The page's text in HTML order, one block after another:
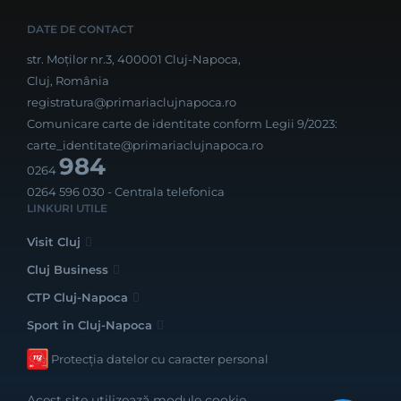
DATE DE CONTACT
str. Moților nr.3, 400001 Cluj-Napoca,
Cluj, România
registratura@primariaclujnapoca.ro
Comunicare carte de identitate conform Legii 9/2023:
carte_identitate@primariaclujnapoca.ro
0264984
0264 596 030 - Centrala telefonica
LINKURI UTILE
Visit Cluj
Cluj Business
CTP Cluj-Napoca
Sport în Cluj-Napoca
Protecția datelor cu caracter personal